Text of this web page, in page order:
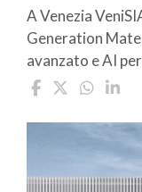
A Venezia
Generation
avanzato e AI per